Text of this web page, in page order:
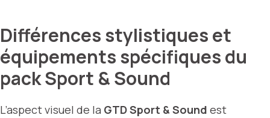
Différences stylistiques et
équipements spécifiques du
pack Sport & Sound
L’aspect visuel de la GTD Sport & Sound est